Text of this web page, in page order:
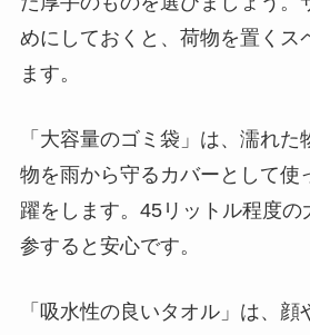
めにしておくと、荷物を置くス
ます。
「大容量のゴミ袋」は、濡れ
物を雨から守るカバーとして使
躍をします。45リットル程度の
参すると安心です。
「吸水性の良いタオル」は、